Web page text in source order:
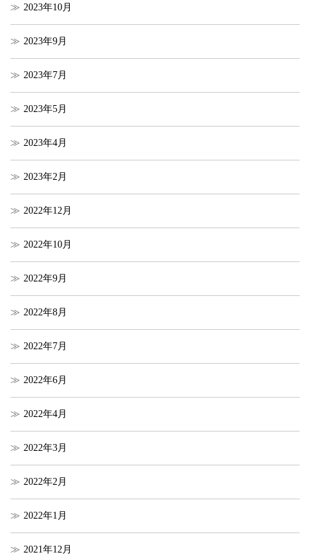
2023年10月
2023年9月
2023年7月
2023年5月
2023年4月
2023年2月
2022年12月
2022年10月
2022年9月
2022年8月
2022年7月
2022年6月
2022年4月
2022年3月
2022年2月
2022年1月
2021年12月